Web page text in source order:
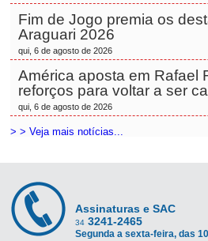
Fim de Jogo premia os
Araguari 2026
qui, 6 de agosto de 2026
América aposta em Rafael
reforços para voltar a ser
qui, 6 de agosto de 2026
> > Veja mais notícias...
Assinaturas e SAC
34 3241-2465
Segunda a sexta-feira, das